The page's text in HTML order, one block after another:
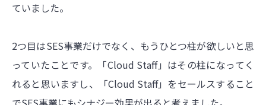
ていました。
2つ目はSES事業だけでなく、もうひとつ柱が欲しいと思
っていたことです。「Cloud Staff」はその柱になってく
れると思いますし、「Cloud Staff」をセールスすること